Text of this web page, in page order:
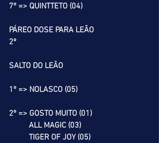
7º => QUINTTETO (04)
PÁREO DOSE PARA LEÃO
2º
SALTO DO LEÃO
1º => NOLASCO (05)
2º => GOSTO MUITO (01)
          ALL MAGIC (03)
          TIGER OF JOY (05)